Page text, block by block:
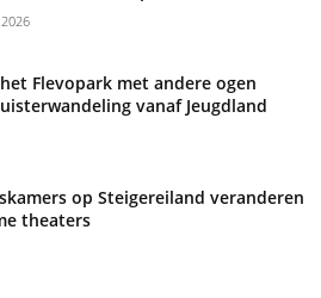
Flevopark met andere ogen
vanaf Jeugdland
op Steigereiland veranderen
theaters